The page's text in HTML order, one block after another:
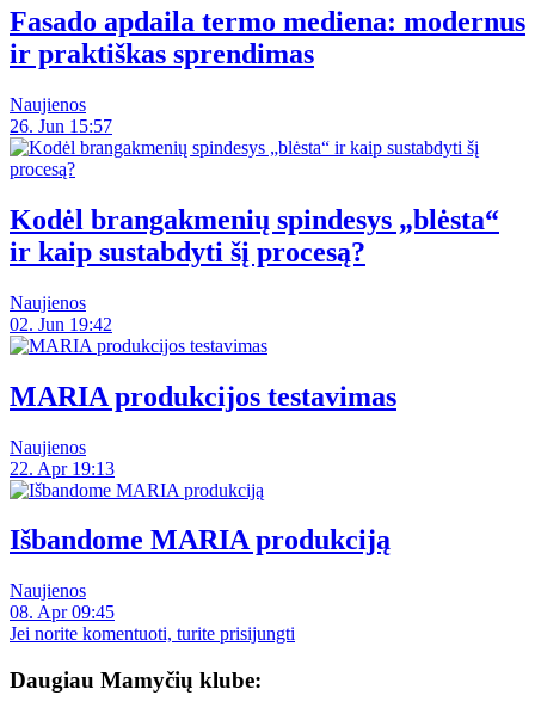
Fasado apdaila termo mediena: modernus
ir praktiškas sprendimas
Naujienos
26. Jun 15:57
Kodėl brangakmenių spindesys „blėsta“
ir kaip sustabdyti šį procesą?
Naujienos
02. Jun 19:42
MARIA produkcijos testavimas
Naujienos
22. Apr 19:13
Išbandome MARIA produkciją
Naujienos
08. Apr 09:45
Jei norite komentuoti, turite prisijungti
Daugiau Mamyčių klube: